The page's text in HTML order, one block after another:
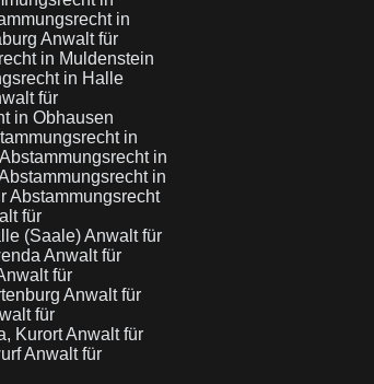
in
Anwalt für
in Muldenstein
in Halle
für
in Obhausen
in
in
in
Abstammungsrecht
für
(Saale)Anwalt für
Anwalt für
für
Anwalt für
für
KurortAnwalt für
Anwalt für